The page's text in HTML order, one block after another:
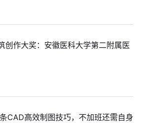
创作大奖：安徽医科大学第二附属医
CAD高效制图技巧，不加班还需自身